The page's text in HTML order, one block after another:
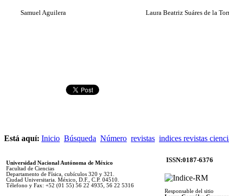
Samuel Aguilera Laura Beatriz Suáres de la
Está aquí: Inicio Búsqueda Número revistas indices revistas
Universidad Nacional Autónoma de México
Facultad de Ciencias
Departamento de Física, cubículos 320 y 321.
Ciudad Universitaria. México, D.F., C.P. 04510.
Télefono y Fax: +52 (01 55) 56 22 4935, 56 22 5316
ISSN:0187-6376
Responsable del sitio